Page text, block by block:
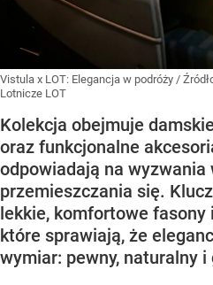
Vistula x LOT: Elegancja w podróży /
Lotnicze LOT
Kolekcja obejmuje
oraz funkcjonalne
odpowiadają na wyzwania
przemieszczania się.
lekkie, komfortowe fasony
które sprawiają, że
wymiar: pewny, naturalny i